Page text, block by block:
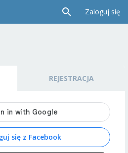
Zaloguj się
REJESTRACJA
się z Facebook